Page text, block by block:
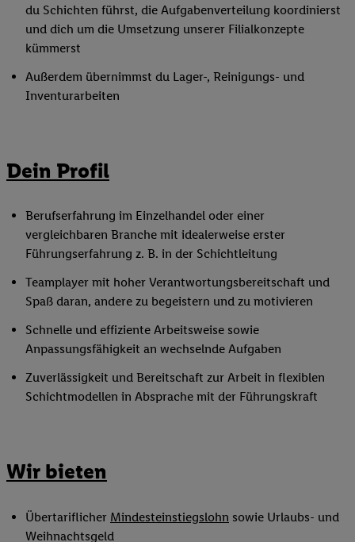
du Schichten führst, die Aufgabenverteilung koordinierst
und dich um die Umsetzung unserer Filialkonzepte
kümmerst
Außerdem übernimmst du Lager-, Reinigungs- und
Inventurarbeiten
Dein Profil
Berufserfahrung im Einzelhandel oder einer
vergleichbaren Branche mit idealerweise erster
Führungserfahrung z. B. in der Schichtleitung
Teamplayer mit hoher Verantwortungsbereitschaft und
Spaß daran, andere zu begeistern und zu motivieren
Schnelle und effiziente Arbeitsweise sowie
Anpassungsfähigkeit an wechselnde Aufgaben
Zuverlässigkeit und Bereitschaft zur Arbeit in flexiblen
Schichtmodellen in Absprache mit der Führungskraft
Wir bieten
Übertariflicher Mindesteinstiegslohn sowie Urlaubs- und
Weihnachtsgeld